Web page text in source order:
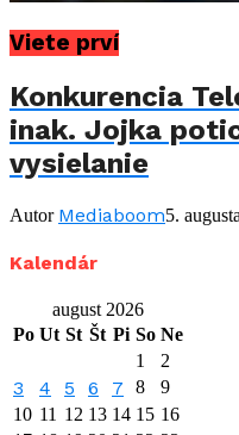
Viete prví
Konkurencia
inak. Jojka
vysielanie
Autor Mediaboom5.
Kalendár
august 2026
Po Ut St Št Pi So Ne
1
2
3 4 5 6 7 8
9
10 11 12 13 14 15 16